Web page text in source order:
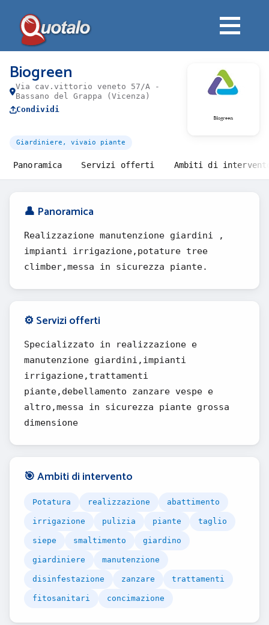
Biogreen
Via cav.vittorio veneto 57/A -
Bassano del Grappa (Vicenza)
Condividi
Giardiniere, vivaio piante
Panoramica Servizi offerti Ambiti di
👤 Panoramica
Realizzazione manutenzione giardini ,
impianti irrigazione,potature tree
climber,messa in sicurezza piante.
⚙️ Servizi offerti
Specializzato in realizzazione e
manutenzione giardini,impianti
irrigazione,trattamenti
piante,debellamento zanzare vespe e
altro,messa in sicurezza piante grossa
dimensione
🎯 Ambiti di intervento
Potatura realizzazione abattimento
irrigazione pulizia piante taglio
siepe smaltimento giardino
giardiniere manutenzione
disinfestazione zanzare trattamenti
fitosanitari concimazione